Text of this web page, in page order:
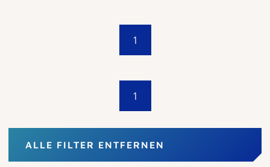
1
1
ALLE FILTER ENTFERNEN